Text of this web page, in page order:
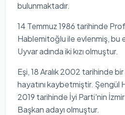
bulunmaktadır.
14 Temmuz 1986 tarihinde
Hablemitoğlu ile evlenmiş, bu
Uyvar adında iki kızı olmuştur.
Eşi, 18 Aralık 2002 tarihinde
hayatını kaybetmiştir. Şengül
2019 tarihinde İyi Parti'nin
Başkan adayı olmuştur.